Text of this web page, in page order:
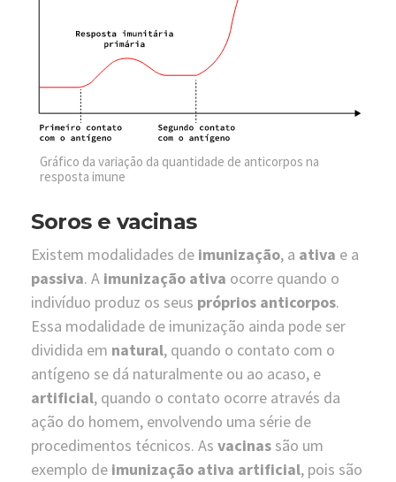
Gráfico da variação da quantidade de anticorpos na
resposta imune
Soros e vacinas
Existem modalidades de imunização, a ativa e a
passiva. A imunização ativa ocorre quando o
indivíduo produz os seus próprios anticorpos.
Essa modalidade de imunização ainda pode ser
dividida em natural, quando o contato com o
antígeno se dá naturalmente ou ao acaso, e
artificial, quando o contato ocorre através da
ação do homem, envolvendo uma série de
procedimentos técnicos. As vacinas são um
exemplo de imunização ativa artificial, pois são